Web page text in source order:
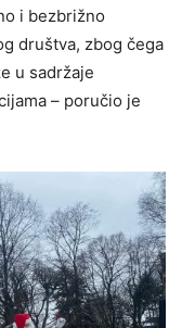
i bezbrižno
društva, zbog čega
u sadržaje
– poručio je